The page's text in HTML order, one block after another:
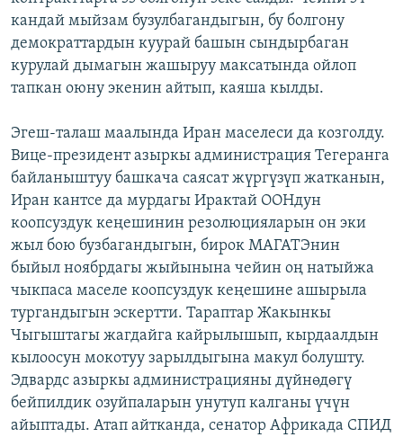
кандай мыйзам бузулбагандыгын, бу болгону
демократтардын куурай башын сындырбаган
курулай дымагын жашыруу максатында ойлоп
тапкан оюну экенин айтып, каяша кылды.
Эгеш-талаш маалында Иран маселеси да козголду.
Вице-президент азыркы администрация Тегеранга
байланыштуу башкача саясат жүргүзүп жатканын,
Иран кантсе да мурдагы Ирактай ООНдун
коопсуздук кеңешинин резолюцияларын он эки
жыл бою бузбагандыгын, бирок МАГАТЭнин
быйыл ноябрдагы жыйынына чейин оң натыйжа
чыкпаса маселе коопсуздук кеңешине ашырыла
тургандыгын эскертти. Тараптар Жакынкы
Чыгыштагы жагдайга кайрылышып, кырдаалдын
кылоосун мокотуу зарылдыгына макул болушту.
Эдвардс азыркы администрацияны дүйнөдөгү
бейпилдик озуйпаларын унутуп калганы үчүн
айыптады. Атап айтканда, сенатор Африкада СПИД